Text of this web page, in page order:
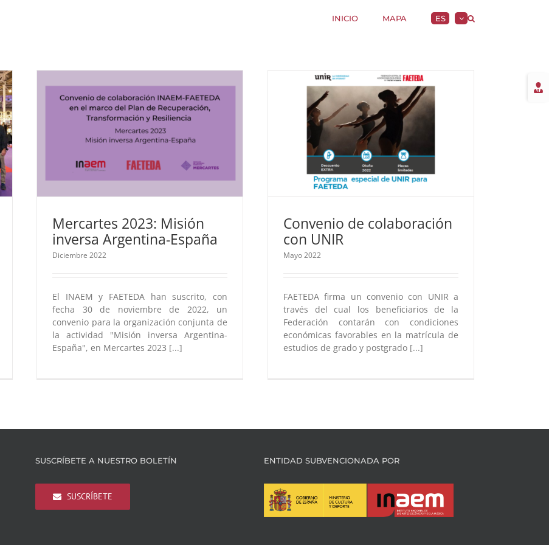
INICIO MAPA ES
Mercartes 2023: Misión
inversa Argentina-España
Diciembre 2022
El INAEM y FAETEDA han suscrito, con
fecha 30 de noviembre de 2022, un
convenio para la organización conjunta de
la actividad "Misión inversa Argentina-
España", en Mercartes 2023 [...]
FAETEDA Nacional
Convenio de colaboración
con UNIR
Mayo 2022
FAETEDA firma un convenio con UNIR a
través del cual los beneficiarios de la
Federación contarán con condiciones
económicas favorables en la matrícula de
estudios de grado y postgrado [...]
SUSCRÍBETE A NUESTRO BOLETÍN
SUSCRÍBETE
ENTIDAD SUBVENCIONADA POR